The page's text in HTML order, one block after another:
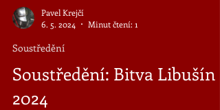
Pavel Krejčí
6. 5. 2024
Minut čtení: 1
Soustředění
Soustředění: Bitva Libušín
2024